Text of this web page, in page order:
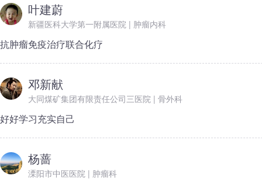
叶建蔚
新疆医科大学第一附属医院 | 肿瘤内科
抗肿瘤免疫治疗联合化疗
邓新献
大同煤矿集团有限责任公司三医院 | 骨外科
好好学习充实自己
杨蔷
溧阳市中医医院 | 肿瘤科